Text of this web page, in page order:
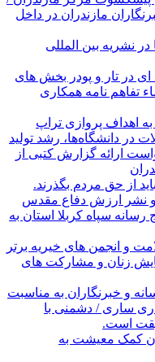
مازندران در داخل
نشریه بین المللی
در تار و پودر بخش های
تفاهم نامه همکاری
اهداف پروازی تراپ
در دانشگاه‌ها، رشد تولید
ارائه گزارش کتبی از
از حق مردم بگذرند.
و نشر ارزش دفاع مقدس
سپاه کربلا استان به
و انجمن های خیریه برتر
زنان و مشارکت های
و خبرنگاران به مناسبت
ساری / دشمنی با
است.
تومان کمک معیشت به